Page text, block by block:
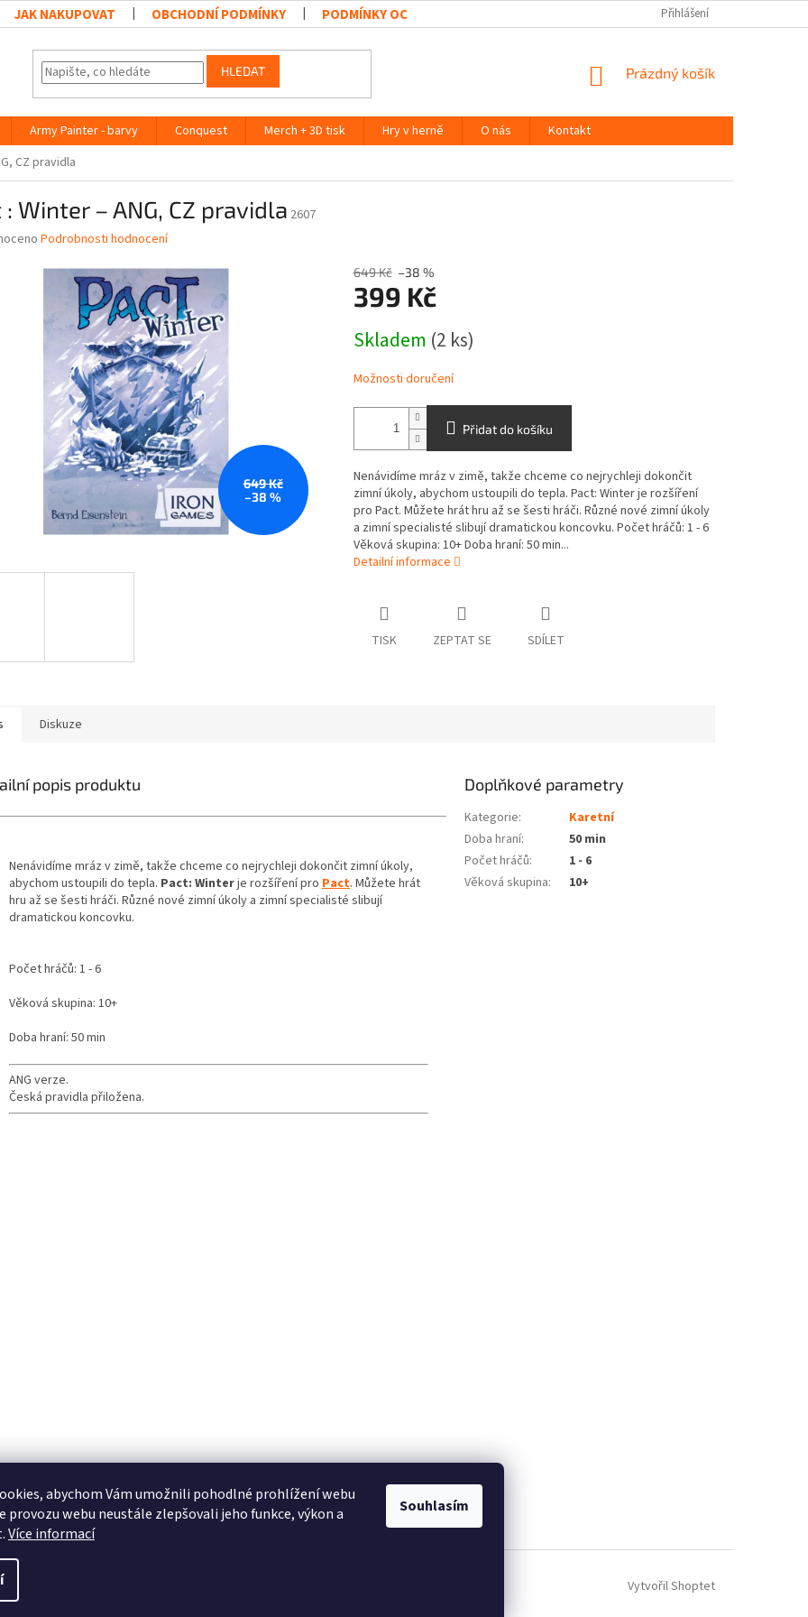
abychom Vám umožnili pohodlné prohlížení webu
provozu webu neustále zlepšovali jeho funkce, výkon a
Více informací
Souhlasím
JAK NAKUPOVAT OBCHODNÍ PODMÍNKY PODMÍNKY OCHRANY OSOBNÍCH ÚDAJŮ Přihlášení
HLEDAT
NÁKUPNÍ
Prázdný košík
Army Painter - barvy Conquest Merch + 3D tisk Hry v herně O nás
Kontakt
CZ pravidla
: Winter – ANG, CZ pravidla 2607
Podrobnosti hodnocení
649 Kč
–38 %
649 Kč –38 %
399 Kč
cena:
Skladem (2 ks)
Možnosti doručení
Přidat do košíku
Nenávidíme mráz v zimě, takže chceme co nejrychleji dokončit
zimní úkoly, abychom ustoupili do tepla. Pact: Winter je rozšíření
pro Pact. Můžete hrát hru až se šesti hráči. Různé nové zimní úkoly
a zimní specialisté slibují dramatickou koncovku. Počet hráčů: 1 - 6
Věková skupina: 10+ Doba hraní: 50 min...
Detailní informace
TISK ZEPTAT SE SDÍLET
Diskuze
popis produktu
Nenávidíme mráz v zimě, takže chceme co nejrychleji dokončit zimní úkoly,
abychom ustoupili do tepla. Pact: Winterje rozšíření pro Pact. Můžete hrát
hru až se šesti hráči. Různé nové zimní úkoly a zimní specialisté slibují
dramatickou koncovku.
Počet hráčů: 1 - 6
Věková skupina: 10+
Doba hraní: 50 min
ANG verze.
Česká pravidla přiložena.
Doplňkové parametry
Kategorie:
Karetní
Doba hraní:
50 min
Počet hráčů:
1 - 6
Věková skupina: 10+
Vytvořil Shoptet